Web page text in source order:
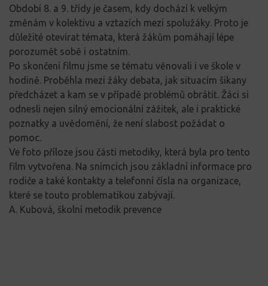
Období 8. a 9. třídy je časem, kdy dochází k velkým
změnám v kolektivu a vztazích mezi spolužáky. Proto je
důležité otevírat témata, která žákům pomáhají lépe
porozumět sobě i ostatním.
Po skončení filmu jsme se tématu věnovali i ve škole v
hodině. Proběhla mezi žáky debata, jak situacím šikany
předcházet a kam se v případě problémů obrátit. Žáci si
odnesli nejen silný emocionální zážitek, ale i praktické
poznatky a uvědomění, že není slabost požádat o
pomoc.
Ve foto příloze jsou části metodiky, která byla pro tento
film vytvořena. Na snímcích jsou základní informace pro
rodiče a také kontakty a telefonní čísla na organizace,
které se touto problematikou zabývají.
A. Kubová, školní metodik prevence